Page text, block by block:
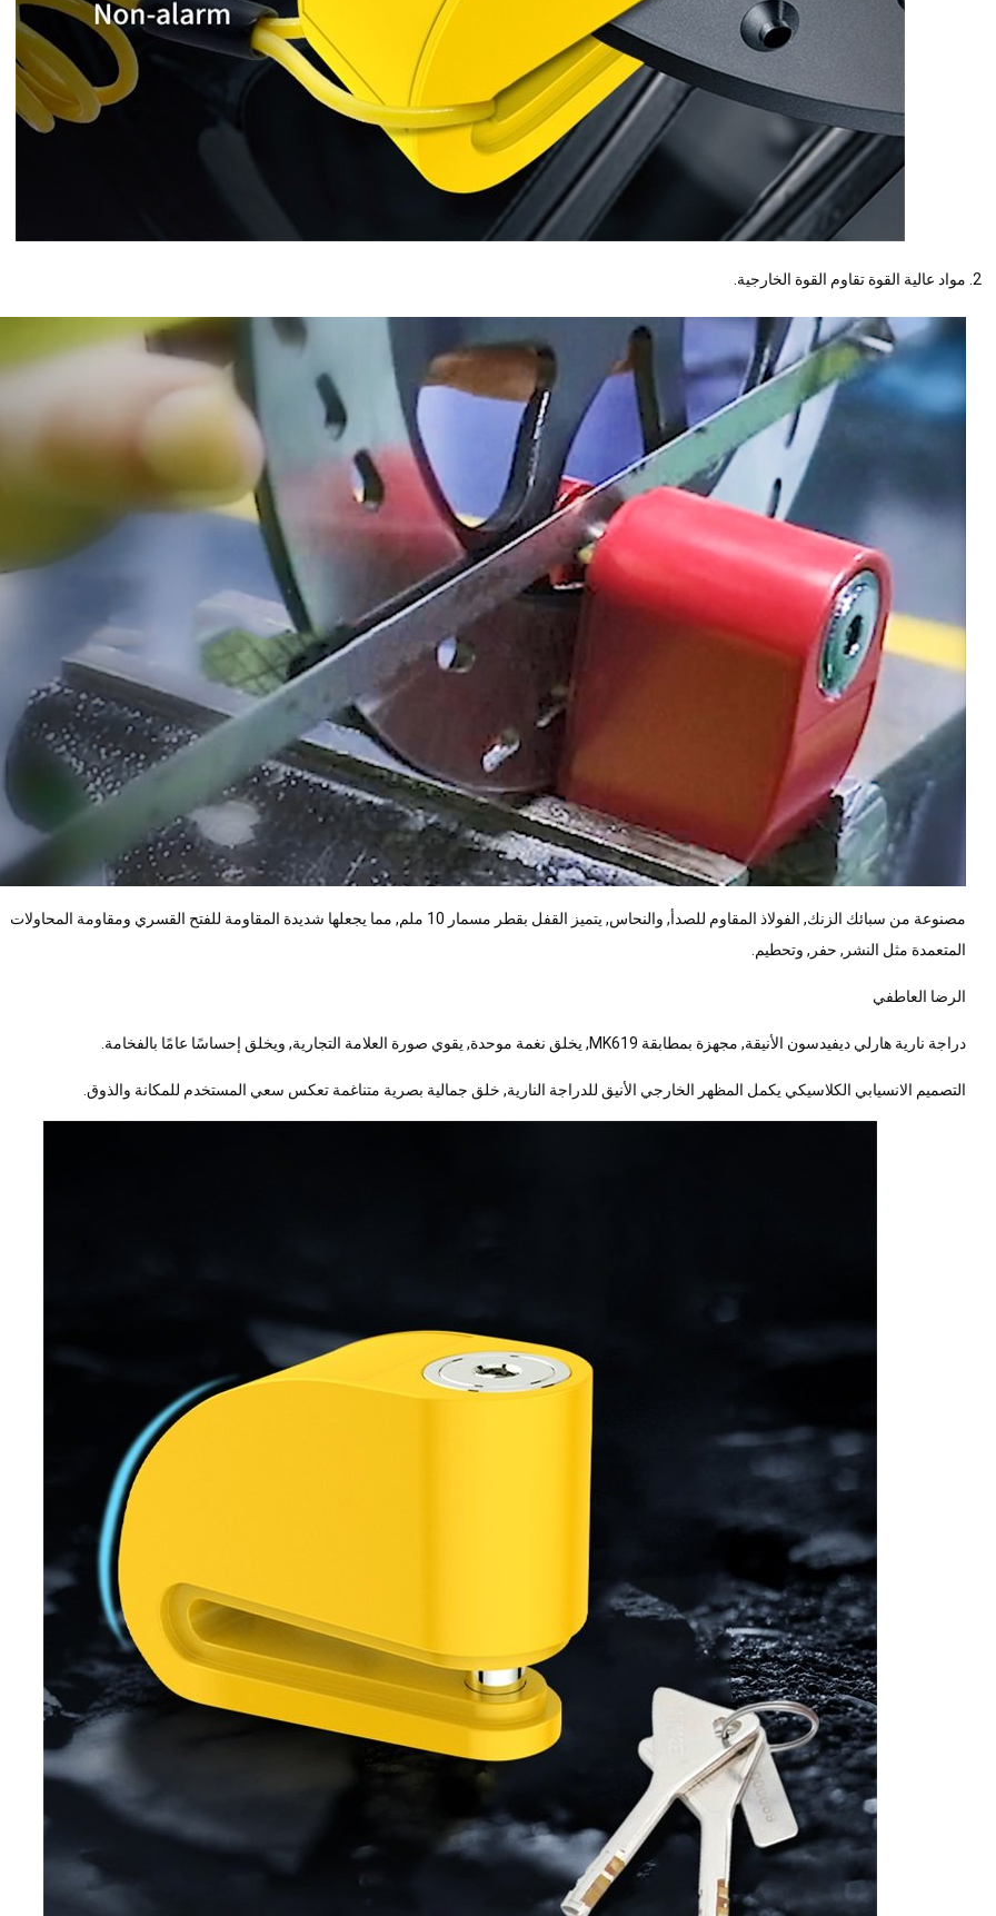
مواد عالية القوة تقاوم القوة الخارجية.
مصنوعة من سبائك الزنك, الفولاذ المقاوم للصدأ, والنحاس, يتميز القفل بقطر مسمار 10 ملم, مما يجعلها شديدة المقاومة للفتح القسري ومقاومة المحاولات
المتعمدة مثل النشر, حفر, وتحطيم.
الرضا العاطفي
دراجة نارية هارلي ديفيدسون الأنيقة, مجهزة بمطابقة MK619, يخلق نغمة موحدة, يقوي صورة العلامة التجارية, ويخلق إحساسًا عامًا بالفخامة.
التصميم الانسيابي الكلاسيكي يكمل المظهر الخارجي الأنيق للدراجة النارية, خلق جمالية بصرية متناغمة تعكس سعي المستخدم للمكانة والذوق.